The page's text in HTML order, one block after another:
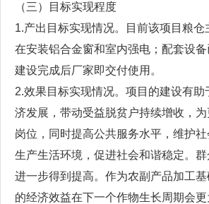
（三）目标实现程度
1.产出目标实现情况。目前该项目粮仓
在安装铝合金窗和室内强电；配套设
建设完成后厂家即交付使用。
2.效果目标实现情况。项目的建设有
济发展，带动受益脱贫户持续增收，
岗位，同时提高公共服务水平，维护
生产生活环境，促进社会和谐稳定。
进一步得到提高。作为农副产品加工
的经济效益在下一个作物生长周期会更